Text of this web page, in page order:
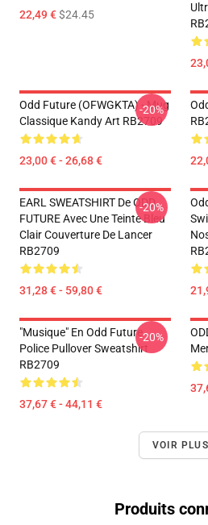
22,49 €$24.45
Odd Future (OFWGKTA) - Mug
Classique Kandy Art RB2709
23,00 € - 26,68 €
-20%
EARL SWEATSHIRT De ODD
FUTURE Avec Une Teinte Bleu
Clair Couverture De Lancer
RB2709
31,28 € - 59,80 €
-20%
"Musique" En Odd Future
Police Pullover Sweatshirt
RB2709
37,67 € - 44,11 €
-20%
VOIR PLUS
Produits